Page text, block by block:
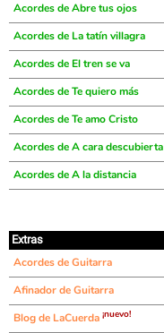
Acordes de Abre tus ojos
Acordes de La tatín villagra
Acordes de El tren se va
Acordes de Te quiero más
Acordes de Te amo Cristo
Acordes de A cara descubierta
Acordes de A la distancia
Extras
Acordes de Guitarra
Afinador de Guitarra
Blog de LaCuerda ¡nuevo!